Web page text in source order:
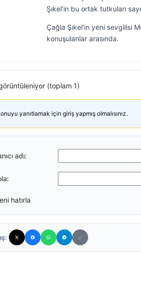
Şıkel’in bu ortak tutkuları
Çağla Şıkel’in yeni sevgilisi
konuşulanlar arasında.
(toplam 1)
yanıtlamak için giriş yapmış olmalısınız.
adı:
hatırla